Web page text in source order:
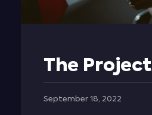
The Project
September 18, 2022